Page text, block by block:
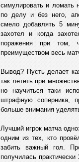
симулировать и ломать
по делу и без него,
смело добавлять 5
захотел и когда
поражения при том,
преимуществом весь
Вывод? Пусть делает
так лететь при
но научиться таки
штрафную соперника,
больше внимания
Лучший игрок матча
одним из тех, кто
забить важный гол.
получилась